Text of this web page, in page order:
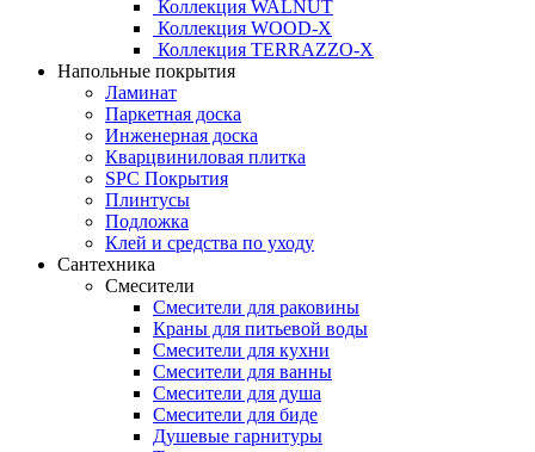
Коллекция WALNUT
Коллекция WOOD-X
Коллекция ТЕRRАZZO-X
Напольные покрытия
Ламинат
Паркетная доска
Инженерная доска
Кварцвиниловая плитка
SPC Покрытия
Плинтусы
Подложка
Клей и средства по уходу
Сантехника
Смесители
Смесители для раковины
Краны для питьевой воды
Смесители для кухни
Смесители для ванны
Смесители для душа
Смесители для биде
Душевые гарнитуры